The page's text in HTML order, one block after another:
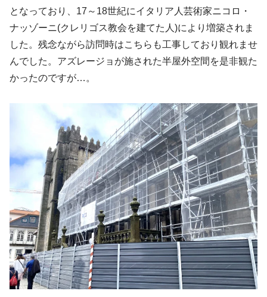
となっており、17～18世紀にイタリア人芸術家ニコロ・
ナッゾーニ(クレリゴス教会を建てた人)により増築されま
した。残念ながら訪問時はこちらも工事しており観れませ
んでした。アズレージョが施された半屋外空間を是非観た
かったのですが…。